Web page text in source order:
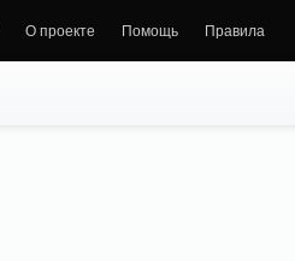
О проекте Помощь Правила